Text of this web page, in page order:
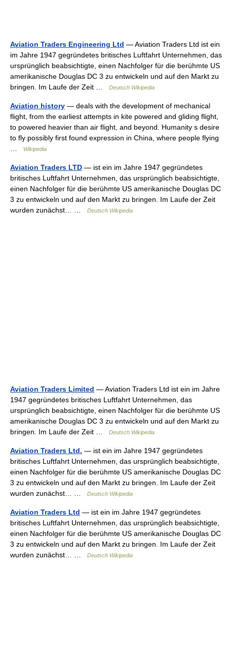
Aviation Traders Engineering Ltd — Aviation Traders Ltd ist ein
im Jahre 1947 gegründetes britisches Luftfahrt Unternehmen, das
ursprünglich beabsichtigte, einen Nachfolger für die berühmte US
amerikanische Douglas DC 3 zu entwickeln und auf den Markt zu
bringen. Im Laufe der Zeit …
Deutsch Wikipedia
Aviation history — deals with the development of mechanical
flight, from the earliest attempts in kite powered and gliding flight,
to powered heavier than air flight, and beyond. Humanity s desire
to fly possibly first found expression in China, where people flying
Wikipedia
Aviation Traders LTD — ist ein im Jahre 1947 gegründetes
britisches Luftfahrt Unternehmen, das ursprünglich beabsichtigte,
einen Nachfolger für die berühmte US amerikanische Douglas DC
3 zu entwickeln und auf den Markt zu bringen. Im Laufe der Zeit
wurden zunächst… …
Deutsch Wikipedia
Aviation Traders Limited — Aviation Traders Ltd ist ein im Jahre
1947 gegründetes britisches Luftfahrt Unternehmen, das
ursprünglich beabsichtigte, einen Nachfolger für die berühmte US
amerikanische Douglas DC 3 zu entwickeln und auf den Markt zu
bringen. Im Laufe der Zeit …
Deutsch Wikipedia
Aviation Traders Ltd. — ist ein im Jahre 1947 gegründetes
britisches Luftfahrt Unternehmen, das ursprünglich beabsichtigte,
einen Nachfolger für die berühmte US amerikanische Douglas DC
3 zu entwickeln und auf den Markt zu bringen. Im Laufe der Zeit
wurden zunächst… …
Deutsch Wikipedia
Aviation Traders Ltd — ist ein im Jahre 1947 gegründetes
britisches Luftfahrt Unternehmen, das ursprünglich beabsichtigte,
einen Nachfolger für die berühmte US amerikanische Douglas DC
3 zu entwickeln und auf den Markt zu bringen. Im Laufe der Zeit
wurden zunächst… …
Deutsch Wikipedia